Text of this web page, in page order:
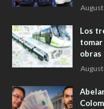
Los
tomar